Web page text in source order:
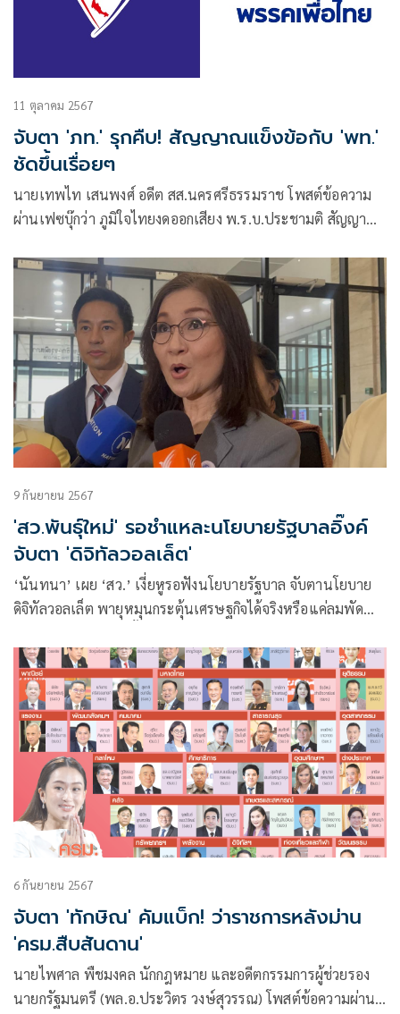
11 ตุลาคม 2567
จับตา 'ภท.' รุกคืบ! สัญญาณแข็งข้อกับ 'พท.'
ชัดขึ้นเรื่อยๆ
นายเทพไท เสนพงศ์ อดีต สส.นครศรีธรรมราช โพสต์ข้อความ
ผ่านเฟซบุ๊กว่า ภูมิใจไทยงดออกเสียง พ.ร.บ.ประชามติ สัญญาณ
9 กันยายน 2567
'สว.พันธุ์ใหม่' รอชำแหละนโยบายรัฐบาลอิ๊งค์
จับตา 'ดิจิทัลวอลเล็ต'
‘นันทนา’ เผย ‘สว.’ เงี่ยหูรอฟังนโยบายรัฐบาล จับตานโยบาย
ดิจิทัลวอลเล็ต พายุหมุนกระตุ้นเศรษฐกิจได้จริงหรือแค่ลมพัด
6 กันยายน 2567
จับตา 'ทักษิณ' คัมแบ็ก! ว่าราชการหลังม่าน
'ครม.สืบสันดาน'
นายไพศาล พืชมงคล นักกฎหมาย และอดีตกรรมการผู้ช่วยรอง
นายกรัฐมนตรี (พล.อ.ประวิตร วงษ์สุวรรณ) โพสต์ข้อความผ่าน